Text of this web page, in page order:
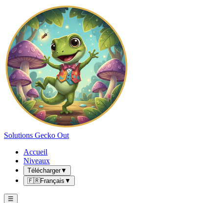
Solutions Gecko Out
Accueil
Niveaux
Télécharger▼
🇫🇷Français ▼
☰